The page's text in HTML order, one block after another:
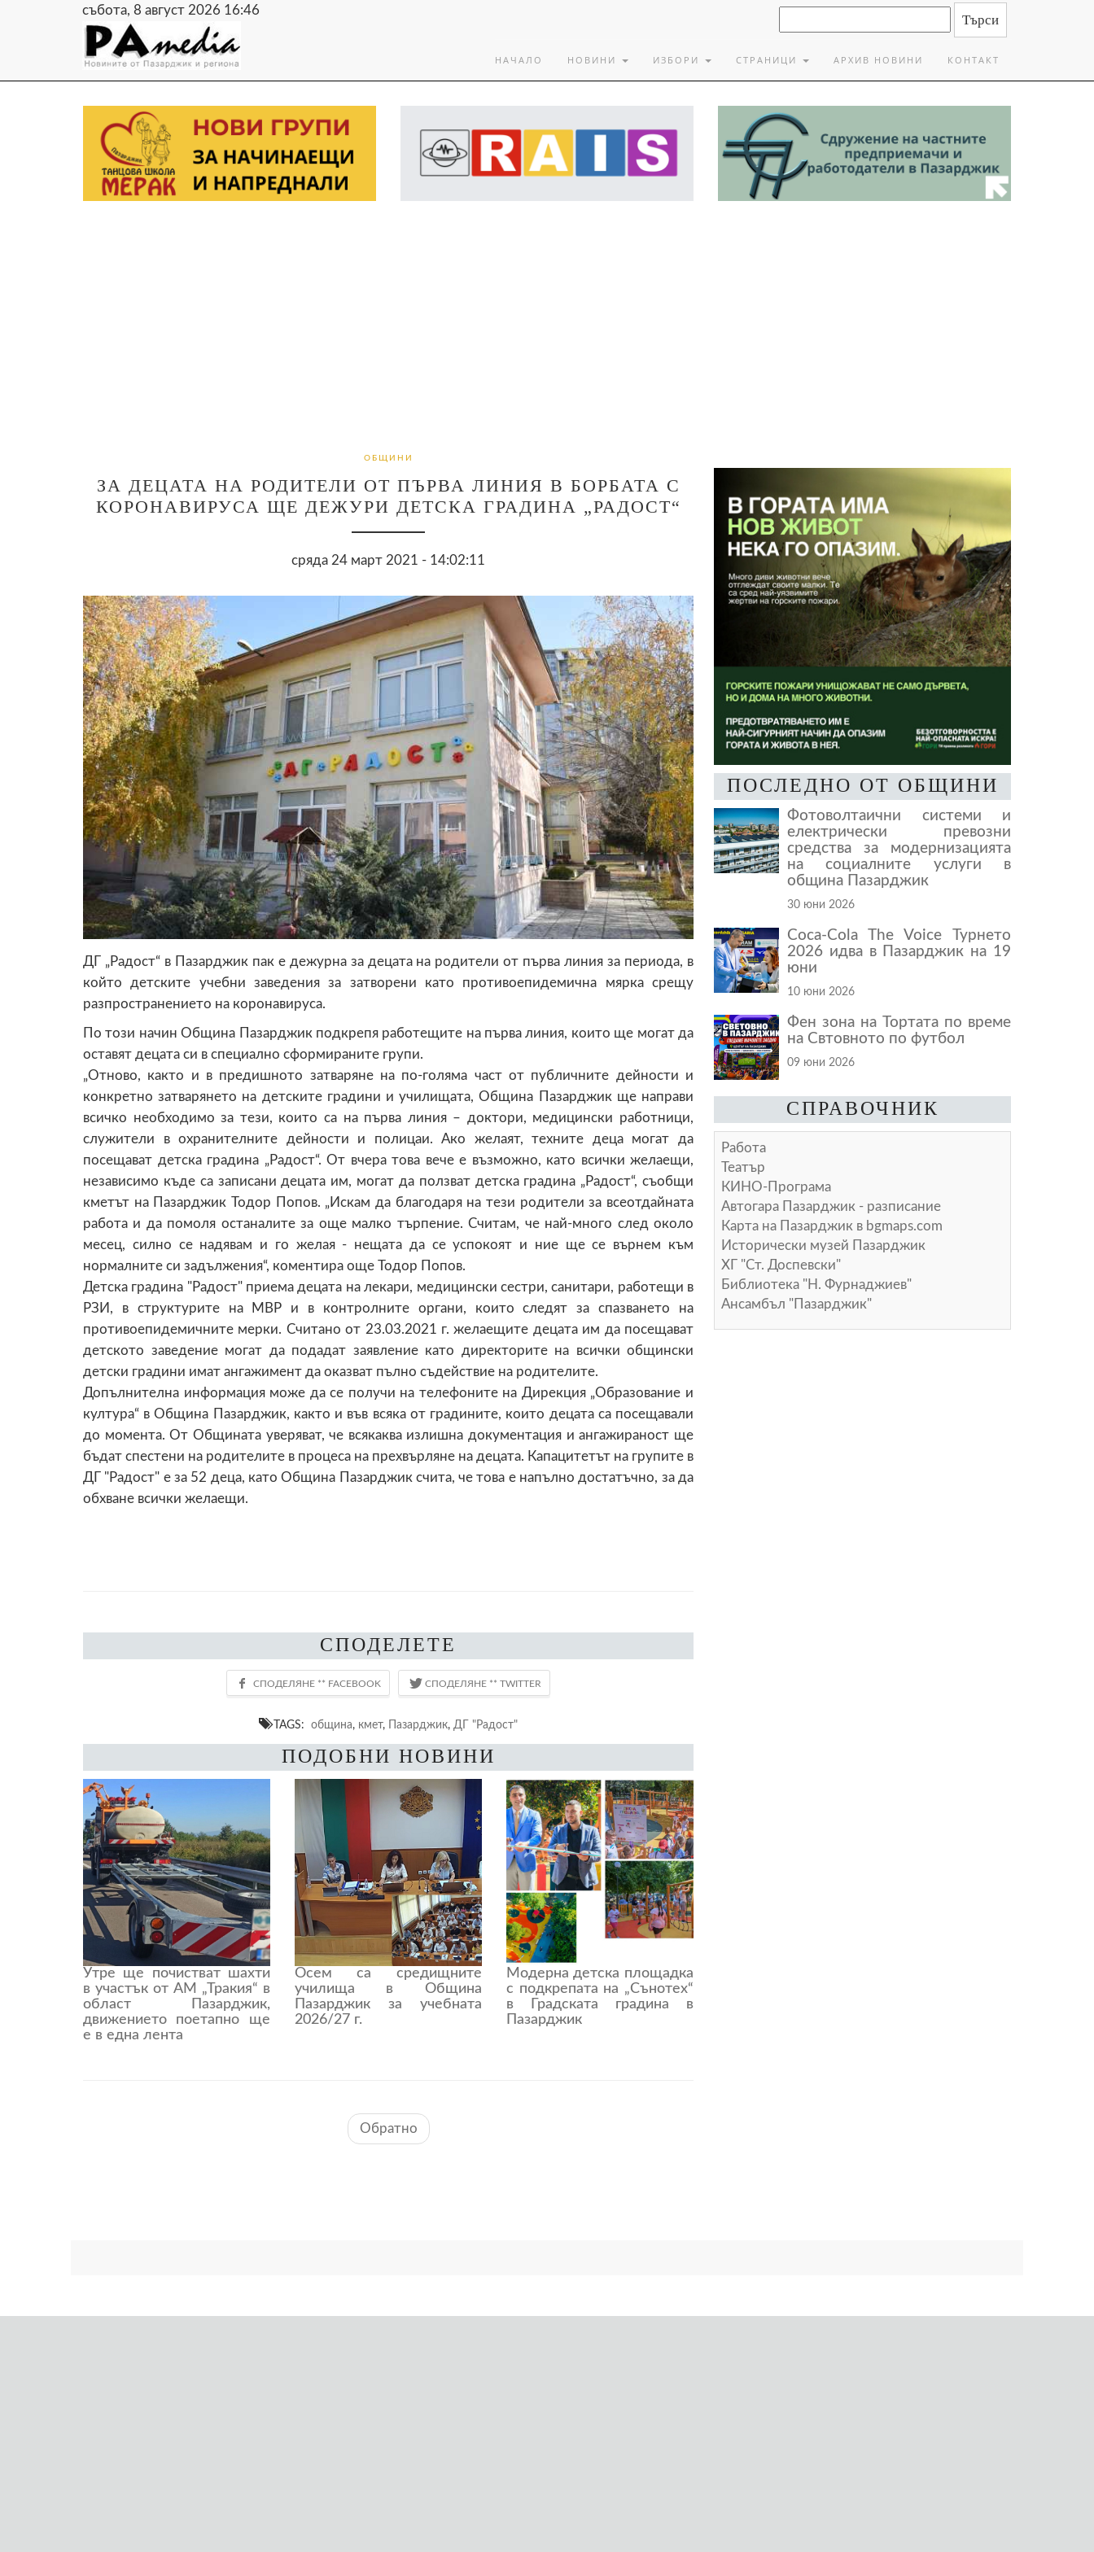
събота, 8 август 2026 16:46
НАЧАЛО НОВИНИ ИЗБОРИ СТРАНИЦИ АРХИВ НОВИНИ КОНТАКТ
ОБЩИНИ
ЗА ДЕЦАТА НА РОДИТЕЛИ ОТ ПЪРВА ЛИНИЯ В БОРБАТА С
КОРОНАВИРУСА ЩЕ ДЕЖУРИ ДЕТСКА ГРАДИНА „РАДОСТ“
сряда 24 март 2021 - 14:02:11
ДГ „Радост“ в Пазарджик пак е дежурна за децата на родители от първа линия за периода, в
който детските учебни заведения за затворени като противоепидемична мярка срещу
разпространението на коронавируса.
По този начин Община Пазарджик подкрепя работещите на първа линия, които ще могат да
оставят децата си в специално сформираните групи.
„Отново, както и в предишното затваряне на по-голяма част от публичните дейности и
конкретно затварянето на детските градини и училищата, Община Пазарджик ще направи
всичко необходимо за тези, които са на първа линия – доктори, медицински работници,
служители в охранителните дейности и полицаи. Ако желаят, техните деца могат да
посещават детска градина „Радост“. От вчера това вече е възможно, като всички желаещи,
независимо къде са записани децата им, могат да ползват детска градина „Радост“, съобщи
кметът на Пазарджик Тодор Попов. „Искам да благодаря на тези родители за всеотдайната
работа и да помоля останалите за още малко търпение. Считам, че най-много след около
месец, силно се надявам и го желая - нещата да се успокоят и ние ще се върнем към
нормалните си задължения“, коментира още Тодор Попов.
Детска градина "Радост" приема децата на лекари, медицински сестри, санитари, работещи в
РЗИ, в структурите на МВР и в контролните органи, които следят за спазването на
противоепидемичните мерки. Считано от 23.03.2021 г. желаещите децата им да посещават
детското заведение могат да подадат заявление като директорите на всички общински
детски градини имат ангажимент да оказват пълно съдействие на родителите.
Допълнителна информация може да се получи на телефоните на Дирекция „Образование и
култура“ в Община Пазарджик, както и във всяка от градините, които децата са посещавали
до момента. От Общината уверяват, че всякаква излишна документация и ангажираност ще
бъдат спестени на родителите в процеса на прехвърляне на децата. Капацитетът на групите в
ДГ "Радост" е за 52 деца, като Община Пазарджик счита, че това е напълно достатъчно, за да
обхване всички желаещи.
СПОДЕЛЕТЕ
TAGS: община, кмет, Пазарджик, ДГ "Радост"
ПОДОБНИ НОВИНИ
Утре ще почистват шахти
в участък от АМ „Тракия“ в
област Пазарджик,
движението поетапно ще
е в една лента
Осем са средищните
училища в Община
Пазарджик за учебната
2026/27 г.
Модерна детска площадка
с подкрепата на „Сънотех“
в Градската градина в
Пазарджик
Обратно
ПОСЛЕДНО ОТ ОБЩИНИ
Фотоволтаични системи и
електрически превозни
средства за модернизацията
на социалните услуги в
община Пазарджик
30 юни 2026
Coca-Cola The Voice Турнето
2026 идва в Пазарджик на 19
юни
10 юни 2026
Фен зона на Тортата по време
на Свтовното по футбол
09 юни 2026
СПРАВОЧНИК
Работа
Театър
КИНО-Програма
Автогара Пазарджик - разписание
Карта на Пазарджик в bgmaps.com
Исторически музей Пазарджик
ХГ "Ст. Доспевски"
Библиотека "Н. Фурнаджиев"
Ансамбъл "Пазарджик"